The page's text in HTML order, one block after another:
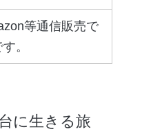
等通信販売で
。
に生きる旅